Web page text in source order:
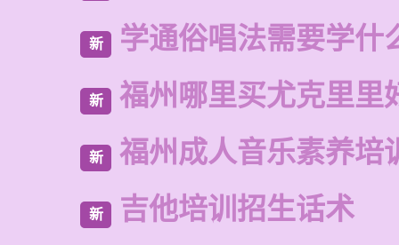
新 学通俗唱法需要学什
新 福州哪里买尤克里里
新 福州成人音乐素养培
新 吉他培训招生话术